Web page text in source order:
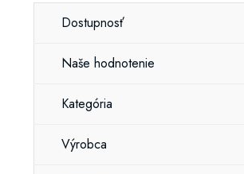
Dostupnosť
Naše hodnotenie
Kategória
Výrobca